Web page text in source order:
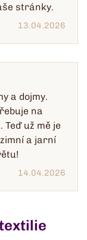
stránky.
13.04.2026
a dojmy.
na
už mě je
a jarní
14.04.2026